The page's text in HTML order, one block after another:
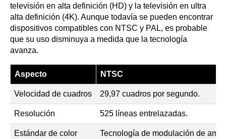
televisión en alta definición (HD) y la televisión en ultra
alta definición (4K). Aunque todavía se pueden encontrar
dispositivos compatibles con NTSC y PAL, es probable
que su uso disminuya a medida que la tecnología
avanza.
Aspecto NTSC
Velocidad de cuadros 29,97 cuadros por segundo.
Resolución 525 líneas entrelazadas.
Estándar de color Tecnología de modulación de